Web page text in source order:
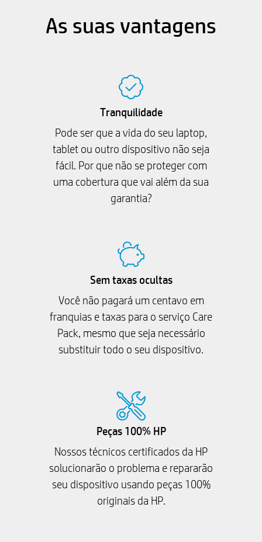
As suas vantagens
Tranquilidade
Pode ser que a vida do seu laptop,
tablet ou outro dispositivo não seja
fácil. Por que não se proteger com
uma cobertura que vai além da sua
garantia?
Sem taxas ocultas
Você não pagará um centavo em
franquias e taxas para o serviço Care
Pack, mesmo que seja necessário
substituir todo o seu dispositivo.
Peças 100% HP
Nossos técnicos certificados da HP
solucionarão o problema e repararão
seu dispositivo usando peças 100%
originais da HP.